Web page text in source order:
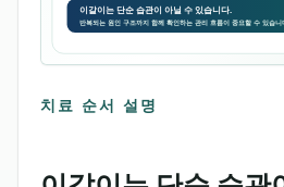
치료 순서 설명